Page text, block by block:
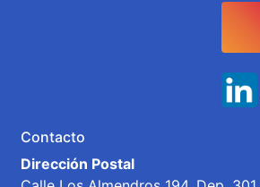
Contacto
Dirección Postal